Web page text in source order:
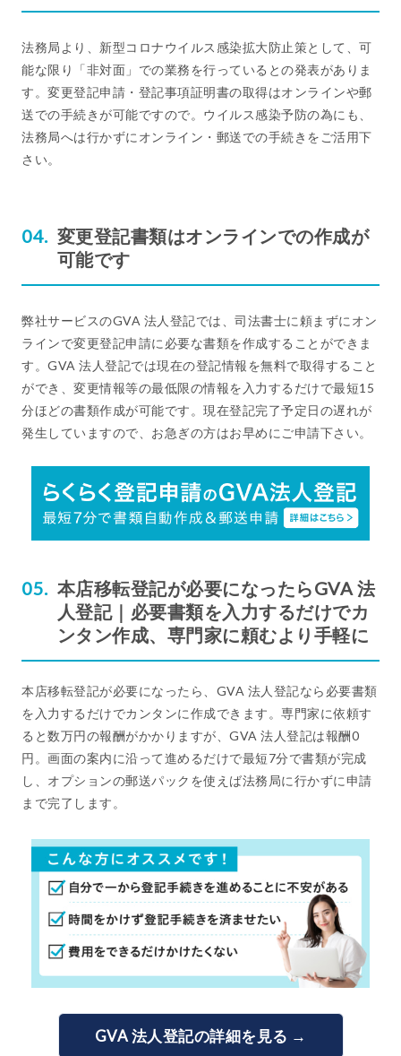
法務局より、新型コロナウイルス感染拡大防止策として、可
能な限り「非対面」での業務を行っているとの発表がありま
す。変更登記申請・登記事項証明書の取得はオンラインや郵
送での手続きが可能ですので。ウイルス感染予防の為にも、
法務局へは行かずにオンライン・郵送での手続きをご活用下
さい。
変更登記書類はオンラインでの作成が
可能です
弊社サービスのGVA 法人登記では、司法書士に頼まずにオン
ラインで変更登記申請に必要な書類を作成することができま
す。GVA 法人登記では現在の登記情報を無料で取得すること
ができ、変更情報等の最低限の情報を入力するだけで最短15
分ほどの書類作成が可能です。現在登記完了予定日の遅れが
発生していますので、お急ぎの方はお早めにご申請下さい。
本店移転登記が必要になったらGVA 法
人登記｜必要書類を入力するだけでカ
ンタン作成、専門家に頼むより手軽に
本店移転登記が必要になったら、GVA 法人登記なら必要書類
を入力するだけでカンタンに作成できます。専門家に依頼す
ると数万円の報酬がかかりますが、GVA 法人登記は報酬0
円。画面の案内に沿って進めるだけで最短7分で書類が完成
し、オプションの郵送パックを使えば法務局に行かずに申請
まで完了します。
GVA 法人登記の詳細を見る →